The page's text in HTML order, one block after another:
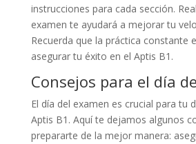
instrucciones para cada sección.
examen te ayudará a mejorar tu
Recuerda que la práctica constante
asegurar tu éxito en el Aptis B1.
Consejos para el día
El día del examen es crucial para tu
Aptis B1. Aquí te dejamos algunos
prepararte de la mejor manera: